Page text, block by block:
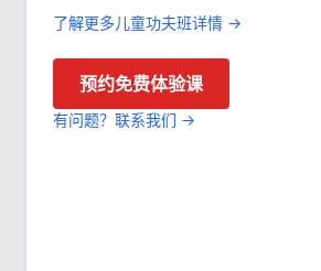
了解更多儿童功夫班详情 →
预约免费体验课
有问题？联系我们 →